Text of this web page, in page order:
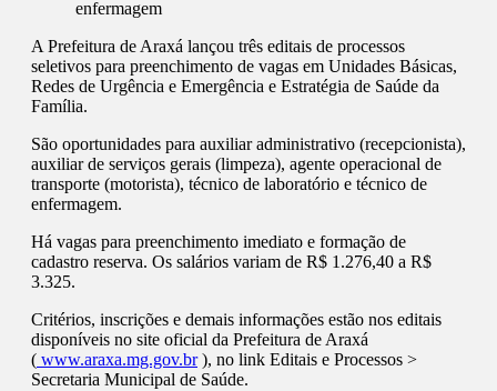
A Prefeitura de Araxá lançou três editais de processos
seletivos para preenchimento de vagas em Unidades Básicas,
Redes de Urgência e Emergência e Estratégia de Saúde da
Família.
São oportunidades para auxiliar administrativo (recepcionista),
auxiliar de serviços gerais (limpeza), agente operacional de
transporte (motorista), técnico de laboratório e técnico de
enfermagem.
Há vagas para preenchimento imediato e formação de
cadastro reserva. Os salários variam de R$ 1.276,40 a R$
3.325.
Critérios, inscrições e demais informações estão nos editais
disponíveis no site oficial da Prefeitura de Araxá
( www.araxa.mg.gov.br), no link Editais e Processos >
Secretaria Municipal de Saúde.